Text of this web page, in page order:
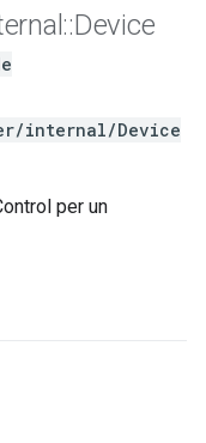
::Device
internal/Device
per un